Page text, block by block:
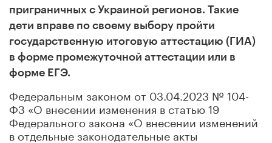
приграничных с Украиной регионов. Такие
дети вправе по своему выбору пройти
государственную итоговую аттестацию (ГИА)
в форме промежуточной аттестации или в
форме ЕГЭ.
Федеральным законом от 03.04.2023 № 104-
ФЗ «О внесении изменения в статью 19
Федерального закона «О внесении изменений
в отдельные законодательные акты